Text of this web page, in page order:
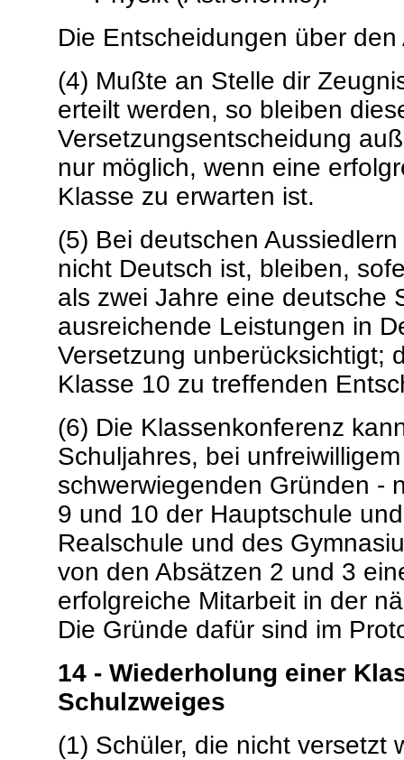
Die Entscheidungen über
(4) Mußte an Stelle dir
erteilt werden, so bleiben
Versetzungsentscheidung
nur möglich, wenn eine
Klasse zu erwarten ist.
(5) Bei deutschen
nicht Deutsch ist, bleiben,
als zwei Jahre eine deutsche
ausreichende Leistungen in
Versetzung unberücksichtigt;
Klasse 10 zu treffenden
(6) Die Klassenkonferenz
Schuljahres, bei
schwerwiegenden Gründen -
9 und 10 der Hauptschule
Realschule und des
von den Absätzen 2 und 3
erfolgreiche Mitarbeit in der
Die Gründe dafür sind im
14 - Wiederholung einer
Schulzweiges
(1) Schüler, die nicht versetzt